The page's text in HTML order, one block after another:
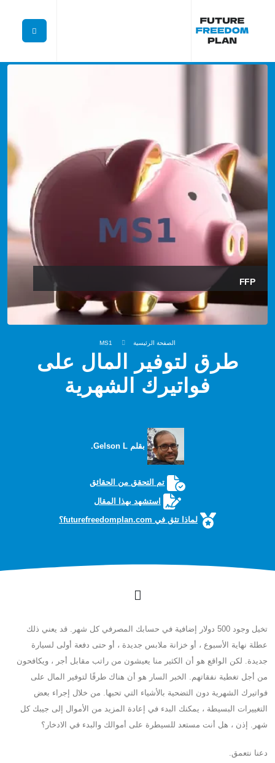
FFP
الصفحة الرئيسية MS1
طرق لتوفير المال على
فواتيرك الشهرية
بقلم Gelson L.
تم التحقق من الحقائق
استشهد بهذا المقال
لماذا تثق في futurefreedomplan.com؟
تخيل وجود 500 دولار إضافية في حسابك المصرفي كل شهر. قد يعني ذلك
عطلة نهاية الأسبوع ، أو خزانة ملابس جديدة ، أو حتى دفعة أولى لسيارة
جديدة. لكن الواقع هو أن الكثير منا يعيشون من راتب مقابل أجر ، ويكافحون
من أجل تغطية نفقاتهم. الخبر السار هو أن هناك طرقًا لتوفير المال على
فواتيرك الشهرية دون التضحية بالأشياء التي تحبها. من خلال إجراء بعض
التغييرات البسيطة ، يمكنك البدء في إعادة المزيد من الأموال إلى جيبك كل
شهر. إذن ، هل أنت مستعد للسيطرة على أموالك والبدء في الادخار؟
دعنا نتعمق.